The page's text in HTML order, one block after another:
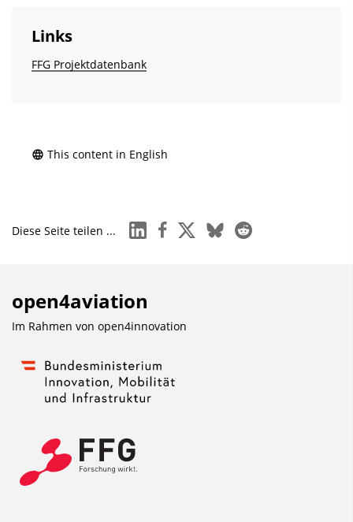
Links
FFG Projektdatenbank
This content in English
Diese Seite teilen ... linkedinfacebook
x blueskyreddit
open4aviation
Im Rahmen von open4innovation